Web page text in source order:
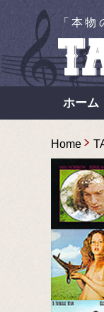
「本
ホーム
Home